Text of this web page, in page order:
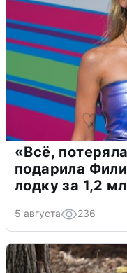
«Всё,
подарила
лодку за 1,2
5 августа 236